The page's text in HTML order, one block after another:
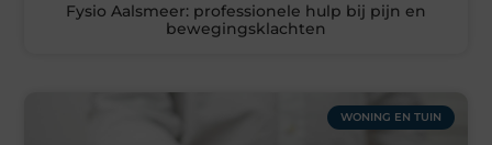
Fysio Aalsmeer: professionele hulp bij pijn en
bewegingsklachten
WONING EN TUIN